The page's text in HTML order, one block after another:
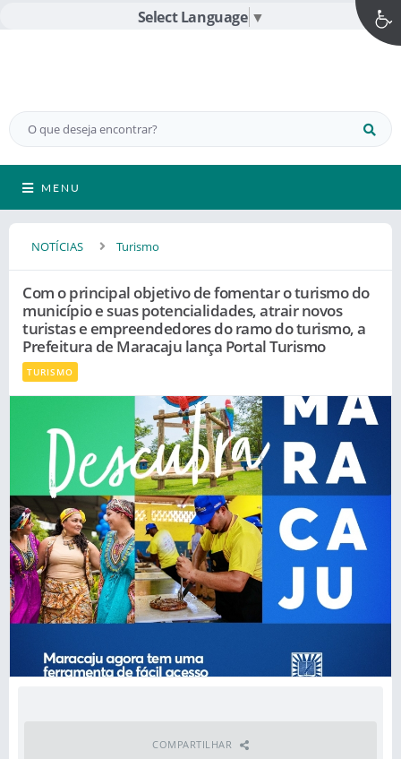
Select Language ▼
MENU
NOTÍCIAS Turismo
Com o principal objetivo de fomentar o turismo do
município e suas potencialidades, atrair novos
turistas e empreendedores do ramo do turismo, a
Prefeitura de Maracaju lança Portal Turismo
TURISMO
COMPARTILHAR